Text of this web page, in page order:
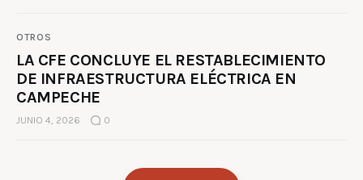
OTROS
LA CFE CONCLUYE EL RESTABLECIMIENTO
DE INFRAESTRUCTURA ELÉCTRICA EN
CAMPECHE
JUNIO 4, 2026 0